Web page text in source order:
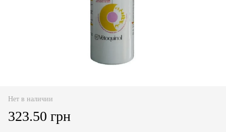
Нет в наличии
323.50 грн